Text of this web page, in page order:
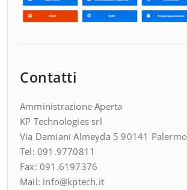
Contatti
Amministrazione Aperta
KP Technologies srl
Via Damiani Almeyda 5 90141 Palermo
Tel: 091.9770811
Fax: 091.6197376
Mail: info@kptech.it